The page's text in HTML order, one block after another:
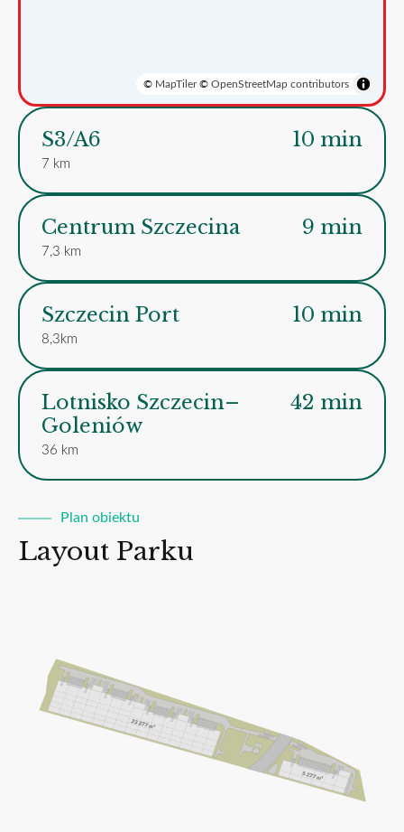
© MapTiler© OpenStreetMap contributors
S3/A6
7 km
10 min
Centrum Szczecina
7,3 km
9 min
Szczecin Port
8,3km
10 min
Lotnisko Szczecin–
Goleniów
36 km
42 min
Plan obiektu
Layout Parku